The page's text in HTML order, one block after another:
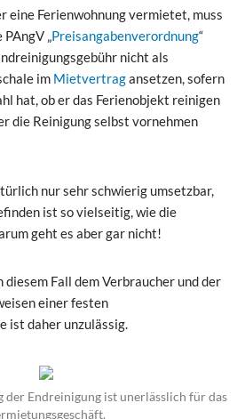
eine Ferienwohnung vermietet, muss
„ Preisangabenverordnung“
nicht als
im Mietvertragansetzen, sofern
hat, ob er das Ferienobjekt reinigen
die Reinigung selbst vornehmen
nur sehr schwierig umsetzbar,
ist so vielseitig, wie die
geht es aber gar nicht!
diesem Fall dem Verbraucher und der
einer festen
ist daher unzulässig.
der Endreinigung ist unerlässlich für das